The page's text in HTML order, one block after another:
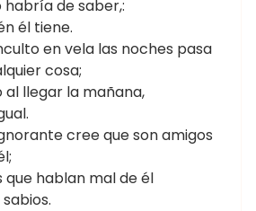
habría de saber,:
él tiene.
en vela las noches pasa
cosa;
llegar la mañana,
cree que son amigos
que hablan mal de él